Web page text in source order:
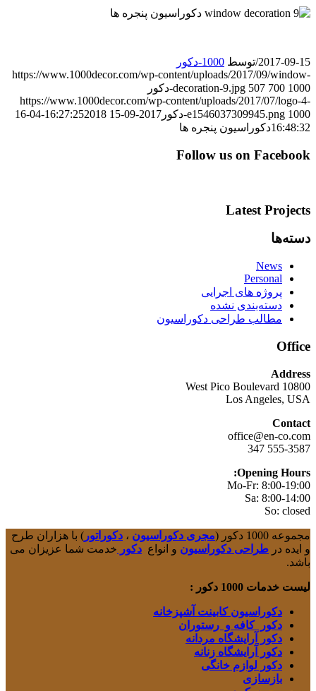
2017-09-15
/توسط 1000-دکور
https://www.1000decor.com/wp-content/uploads/2017/09/window-
decoration-9.jpg 507 700 1000-دکور
https://www.1000decor.com/wp-content/uploads/2017/07/logo-4-
e1546037309945.png 1000-دکور 2017-09-15 16:27:25
2018-04-16
16:48:32دکوراسیون پنجره ها
Follow us on Facebook
Latest Projects
دسته‌ها
News
Personal
پروژه های اجرایی
دسته‌بندی نشده
مطالب طراحی دکوراسیون
Office
Address
10800 West Pico Boulevard
Los Angeles, USA
Contact
office@en-co.com
555-3587 347
Opening Hours:
Mo-Fr: 8:00-19:00
Sa: 8:00-14:00
So: closed
مجموعه 1000 دکور ( مجری دکوراسیون ، دکوراتور ) با هزاران طرح
و ایده در طراحی دکوراسیون و انواع دکور خدمت شما عزیزان می
باشد.
لیست خدمات 1000 دکور :
دکوراسیون کابینت آشپزخانه
دکور کافه و رستوران
دکور آرایشگاه مردانه
دکور آرایشگاه زنانه
دکور لوازم خانگی
بازسازی